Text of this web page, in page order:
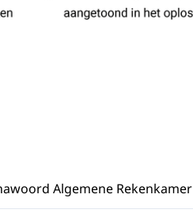
Algemene Rekenkamer